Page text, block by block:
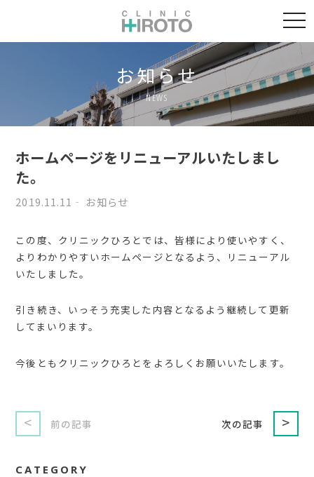
お知らせ
NEWS
ホームページをリニューアルいたしまし
た。
2019.11.11 お知らせ
この度、クリニックひろとでは、皆様により使いやすく、
よりわかりやすいホームページとなるよう、リニューアル
いたしました。
引き続き、いっそう充実した内容となるよう継続して更新
してまいります。
今後ともクリニックひろとをよろしくお願いいたします。
< 前の記事 >
次の記事
CATEGORY